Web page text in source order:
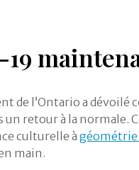
de l’Ontario a dévoilé
retour à la normale.
culturelle àgéométrie
main.